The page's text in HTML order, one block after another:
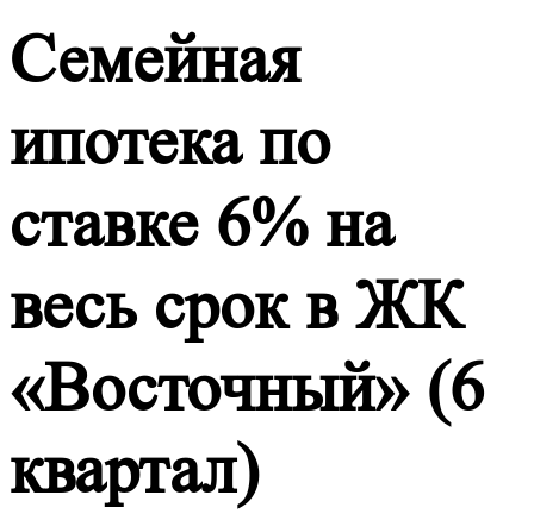
Семейная
ипотека по
ставке 6% на
весь срок в ЖК
«Восточный» (6
квартал)